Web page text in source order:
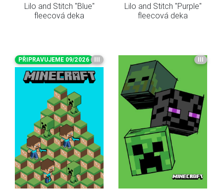
Lilo and Stitch "Blue"
fleecová deka
Lilo and Stitch "Purple"
fleecová deka
PŘIPRAVUJEME 09/2026 III III